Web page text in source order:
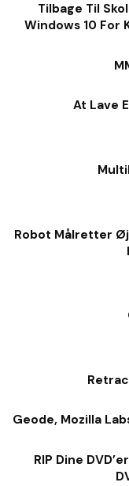
Tilbage Til
Windows 10 For
At Lave
Robot Målretter
Geode, Mozilla
RIP Dine